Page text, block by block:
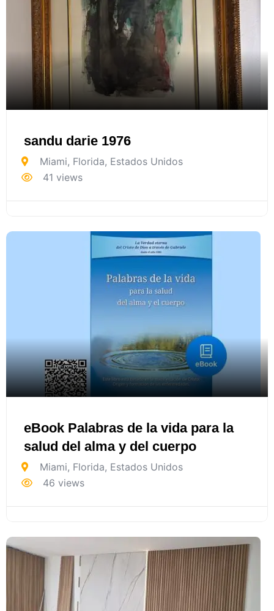
sandu darie 1976
Miami, Florida, Estados Unidos
41 views
eBook Palabras de la vida para la
salud del alma y del cuerpo
Miami, Florida, Estados Unidos
46 views